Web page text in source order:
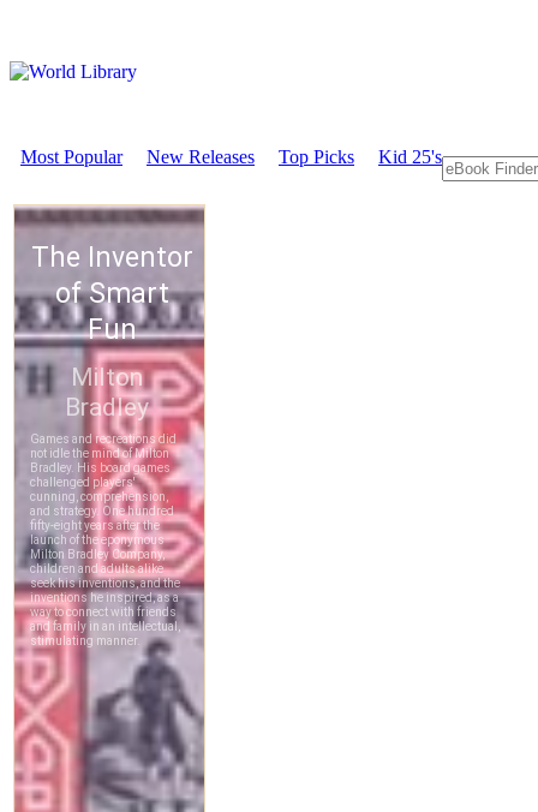
Most Popular New Releases Top Picks Kid 25's